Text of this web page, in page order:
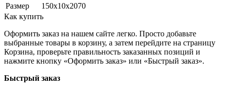
Размер
150х10х2070
Как купить
Оформить заказ на нашем сайте легко. Просто добавьте
выбранные товары в корзину, а затем перейдите на страницу
Корзина, проверьте правильность заказанных позиций и
нажмите кнопку «Оформить заказ» или «Быстрый заказ».
Быстрый заказ